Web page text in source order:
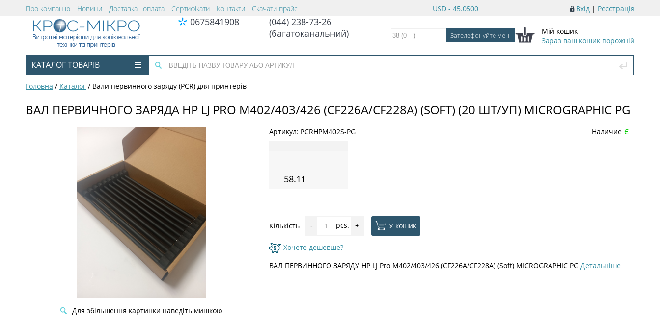
Вхід | Реєстрація
USD - 45.0500
Про компанію Новини Доставка і оплата Сертифікати Контакти Скачати прайс
0675841908
(044) 238-73-26
(багатоканальний)
Мій кошик
Зараз ваш кошик порожній
КАТАЛОГ ТОВАРІВ
Головна / Каталог / Вали первинного заряду (PCR) для принтерів
ВАЛ ПЕРВИЧНОГО ЗАРЯДА HP LJ PRO M402/403/426 (СF226А/СF228А) (SOFT) (20 ШТ/УП) MICROGRAPHIC PG
Для збільшення картинки наведіть мишкою
Артикул: PCRHPM402S-PG Наличие Є
58.11
Кількість - pcs. + У кошик
Хочете дешевше?
ВАЛ ПЕРВИННОГО ЗАРЯДУ HP LJ Pro M402/403/426 (СF226А/СF228А) (Soft) MICROGRAPHIC PG Детальніше